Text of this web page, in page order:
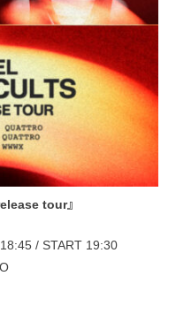
tour』
/ START 19:30